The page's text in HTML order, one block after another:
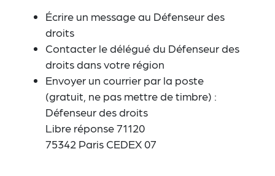
Écrire un message au Défenseur des
droits
Contacter le délégué du Défenseur des
droits dans votre région
Envoyer un courrier par la poste
(gratuit, ne pas mettre de timbre) :
Défenseur des droits
Libre réponse 71120
75342 Paris CEDEX 07